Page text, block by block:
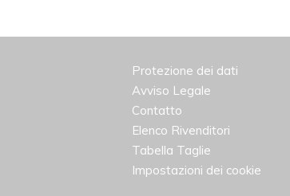
Protezione dei dati
Avviso Legale
Contatto
Elenco Rivenditori
Tabella Taglie
Impostazioni dei cookie